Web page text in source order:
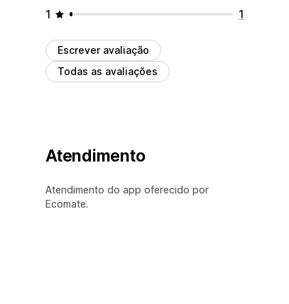
1
1
Escrever avaliação
Todas as avaliações
Atendimento
Atendimento do app oferecido por
Ecomate.